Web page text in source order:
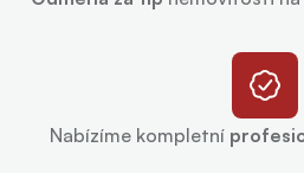
Nabízíme kompletní